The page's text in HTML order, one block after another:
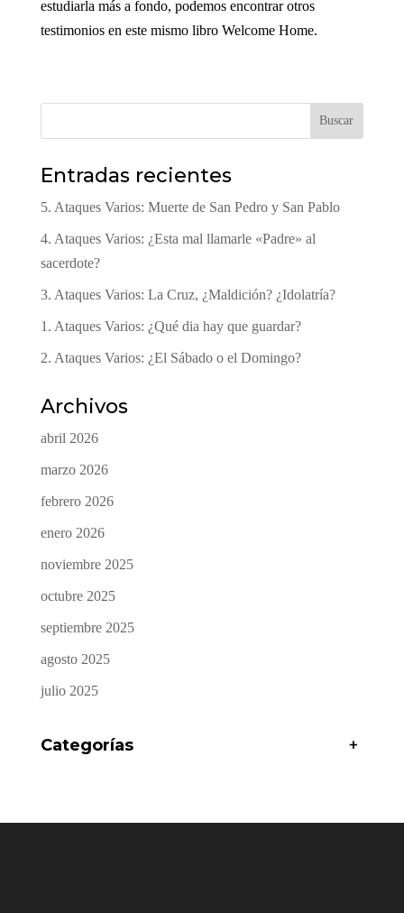
estudiarla más a fondo, podemos encontrar otros
testimonios en este mismo libro Welcome Home.
Buscar
Entradas recientes
5. Ataques Varios: Muerte de San Pedro y San Pablo
4. Ataques Varios: ¿Esta mal llamarle «Padre» al
sacerdote?
3. Ataques Varios: La Cruz, ¿Maldición? ¿Idolatría?
1. Ataques Varios: ¿Qué dia hay que guardar?
2. Ataques Varios: ¿El Sábado o el Domingo?
Archivos
abril 2026
marzo 2026
febrero 2026
enero 2026
noviembre 2025
octubre 2025
septiembre 2025
agosto 2025
julio 2025
Categorías +